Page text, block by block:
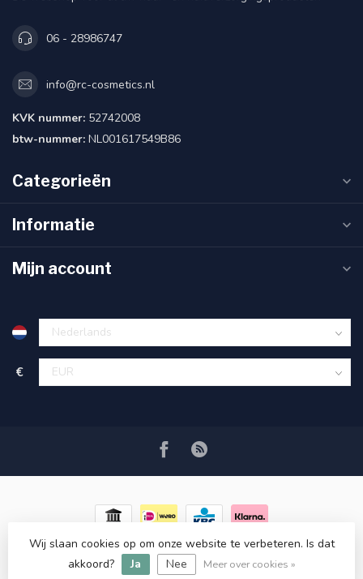
06 - 28986747
info@rc-cosmetics.nl
KVK nummer: 52742008
btw-nummer: NL001617549B86
Categorieën
Informatie
Mijn account
€
© Copyright 2026 RC COSMETICS- Powered byLightspeed-
Lightspeed design
Dyvelopment
Wij slaan cookies op om onze website te verbeteren. Is dat
akkoord?
Ja Nee Meer over cookies »